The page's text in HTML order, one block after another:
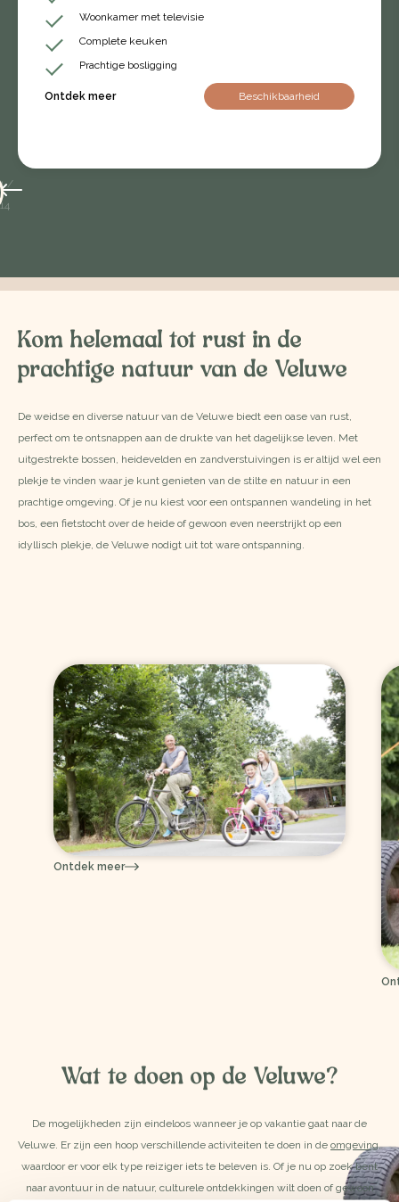
Woonkamer met televisie
Complete keuken
Prachtige bosligging
Ontdek meer Beschikbaarheid
1/
14
Ontdek meer
Kom helemaal tot rust in de
prachtige natuur van de Veluwe
De weidse en diverse natuur van de Veluwe biedt een oase van rust,
perfect om te ontsnappen aan de drukte van het dagelijkse leven. Met
uitgestrekte bossen, heidevelden en zandverstuivingen is er altijd wel een
plekje te vinden waar je kunt genieten van de stilte en natuur in een
prachtige omgeving. Of je nu kiest voor een ontspannen wandeling in het
bos, een fietstocht over de heide of gewoon even neerstrijkt op een
idyllisch plekje, de Veluwe nodigt uit tot ware ontspanning.
Wat te doen op de Veluwe?
De mogelijkheden zijn eindeloos wanneer je op vakantie gaat naar de
Veluwe. Er zijn een hoop verschillende activiteiten te doen in de omgeving,
waardoor er voor elk type reiziger iets te beleven is. Of je nu op zoek bent
naar avontuur in de natuur, culturele ontdekkingen wilt doen of gewoon